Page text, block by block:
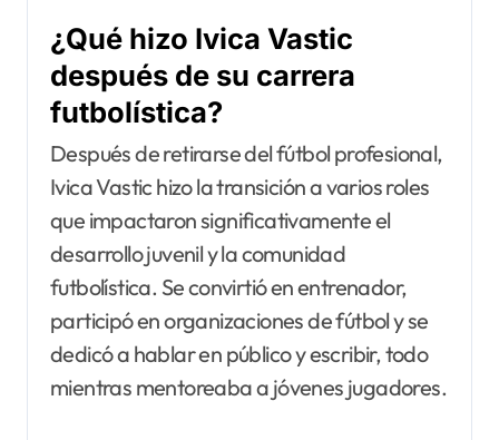
¿Qué hizo Ivica Vastic
después de su carrera
futbolística?
Después de retirarse del fútbol profesional,
Ivica Vastic hizo la transición a varios roles
que impactaron significativamente el
desarrollo juvenil y la comunidad
futbolística. Se convirtió en entrenador,
participó en organizaciones de fútbol y se
dedicó a hablar en público y escribir, todo
mientras mentoreaba a jóvenes jugadores.